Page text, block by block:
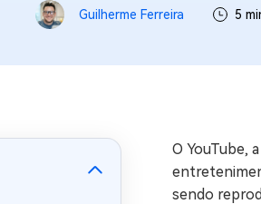
Recuperar Dados de WhatsApp no iPhone/
Guilherme Ferreira 5
O YouTube,
sendo